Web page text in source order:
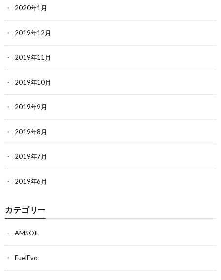
2020年1月
2019年12月
2019年11月
2019年10月
2019年9月
2019年8月
2019年7月
2019年6月
カテゴリー
AMSOIL
FuelEvo